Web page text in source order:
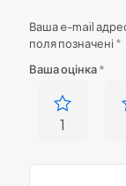
Ваша e-mail
поля позначені *
Ваша оцінка*
1